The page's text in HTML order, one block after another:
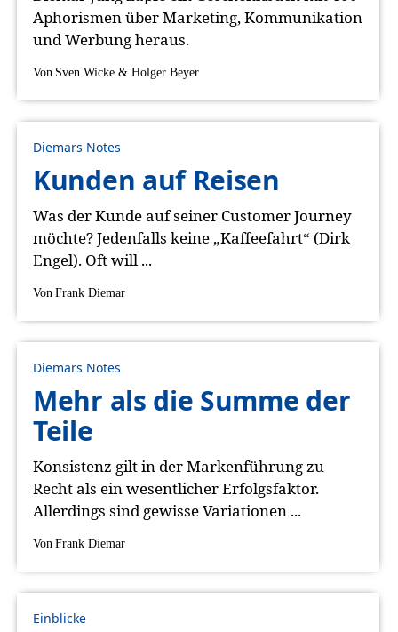
Aphorismen über Marketing, Kommunikation
und Werbung heraus.
Von Sven Wicke & Holger Beyer
Diemars Notes
Kunden auf Reisen
Was der Kunde auf seiner Customer Journey
möchte? Jedenfalls keine „Kaffeefahrt“ (Dirk
Engel). Oft will ...
Von Frank Diemar
Diemars Notes
Mehr als die Summe der
Teile
Konsistenz gilt in der Markenführung zu
Recht als ein wesentlicher Erfolgsfaktor.
Allerdings sind gewisse Variationen ...
Von Frank Diemar
Einblicke